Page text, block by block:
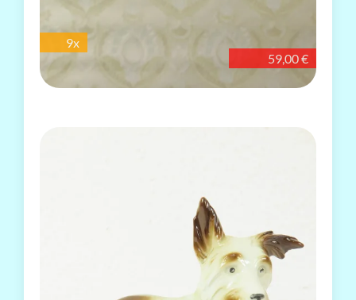
59,00 €
9x